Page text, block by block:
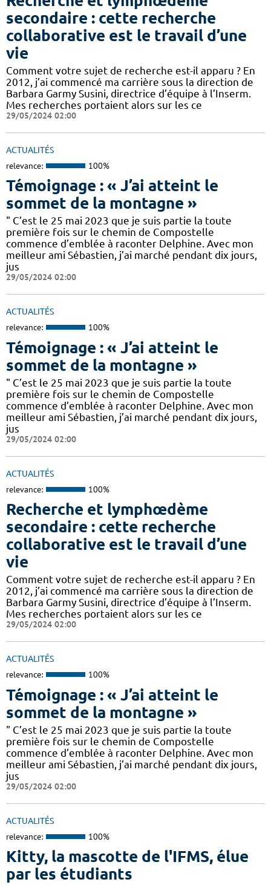
secondaire : cette recherche
collaborative est le travail d’une
vie
Comment votre sujet de recherche est-il apparu ? En
2012, j’ai commencé ma carrière sous la direction de
Barbara Garmy Susini, directrice d’équipe à l’Inserm.
Mes recherches portaient alors sur les ce
29/05/2024 02:00
ACTUALITÉS
relevance: 100%
Témoignage : « J’ai atteint le
sommet de la montagne »
" C’est le 25 mai 2023 que je suis partie la toute
première fois sur le chemin de Compostelle
commence d’emblée à raconter Delphine. Avec mon
meilleur ami Sébastien, j’ai marché pendant dix jours,
jus
29/05/2024 02:00
ACTUALITÉS
relevance: 100%
Témoignage : « J’ai atteint le
sommet de la montagne »
" C’est le 25 mai 2023 que je suis partie la toute
première fois sur le chemin de Compostelle
commence d’emblée à raconter Delphine. Avec mon
meilleur ami Sébastien, j’ai marché pendant dix jours,
jus
29/05/2024 02:00
ACTUALITÉS
relevance: 100%
Recherche et lymphœdème
secondaire : cette recherche
collaborative est le travail d’une
vie
Comment votre sujet de recherche est-il apparu ? En
2012, j’ai commencé ma carrière sous la direction de
Barbara Garmy Susini, directrice d’équipe à l’Inserm.
Mes recherches portaient alors sur les ce
29/05/2024 02:00
ACTUALITÉS
relevance: 100%
Témoignage : « J’ai atteint le
sommet de la montagne »
" C’est le 25 mai 2023 que je suis partie la toute
première fois sur le chemin de Compostelle
commence d’emblée à raconter Delphine. Avec mon
meilleur ami Sébastien, j’ai marché pendant dix jours,
jus
29/05/2024 02:00
ACTUALITÉS
relevance: 100%
Kitty, la mascotte de l'IFMS, élue
par les étudiants